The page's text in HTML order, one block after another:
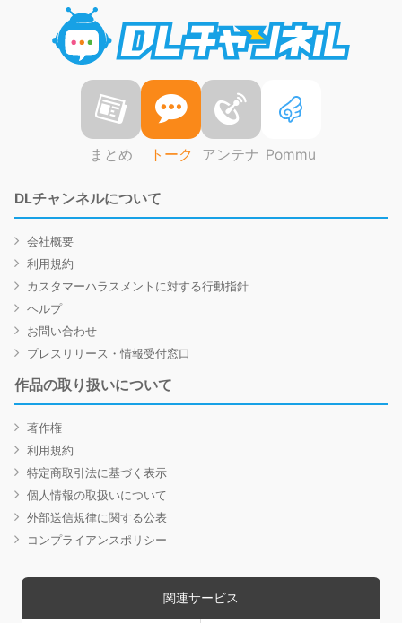
まとめ トーク アンテナ Pommu
DLチャンネルについて
会社概要
利用規約
カスタマーハラスメントに対する行動指針
ヘルプ
お問い合わせ
プレスリリース・情報受付窓口
作品の取り扱いについて
著作権
利用規約
特定商取引法に基づく表示
個人情報の取扱いについて
外部送信規律に関する公表
コンプライアンスポリシー
関連サービス